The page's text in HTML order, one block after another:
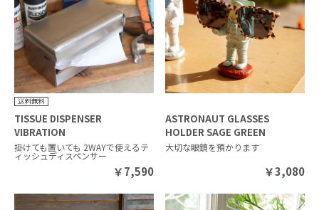
TISSUE DISPENSER
VIBRATION
掛けても置いても 2WAYで使えるテ
ィッシュディスペンサー
￥7,590
ASTRONAUT GLASSES
HOLDER SAGE GREEN
大切な眼鏡を預かります
￥3,080